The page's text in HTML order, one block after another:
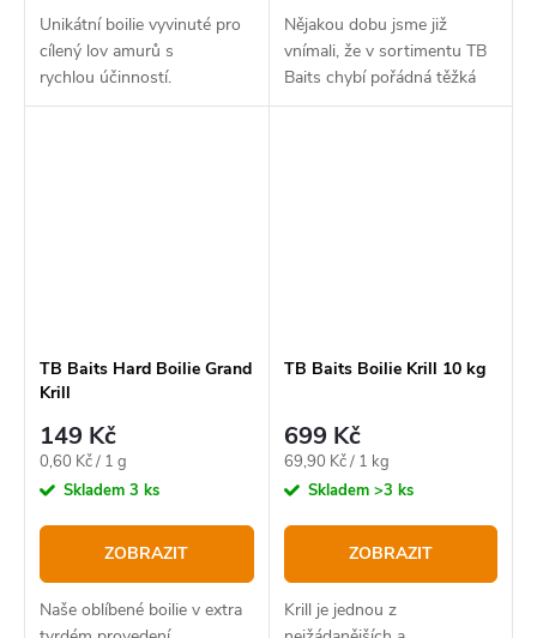
Unikátní boilie vyvinuté pro
cílený lov amurů s
rychlou účinností.
Nějakou dobu jsme již
vnímali, že v sortimentu TB
Baits chybí pořádná těžká
čistokrevná masovka. Proto
TB Baits Hard Boilie Grand
Krill
149 Kč
Měrná
cena:
0,60 Kč / 1 g
Skladem 3 ks
ZOBRAZIT
Naše oblíbené boilie v extra
TB Baits Boilie Krill 10 kg
699 Kč
Měrná
cena:
69,90 Kč / 1 kg
Skladem >3 ks
ZOBRAZIT
Krill je jednou z